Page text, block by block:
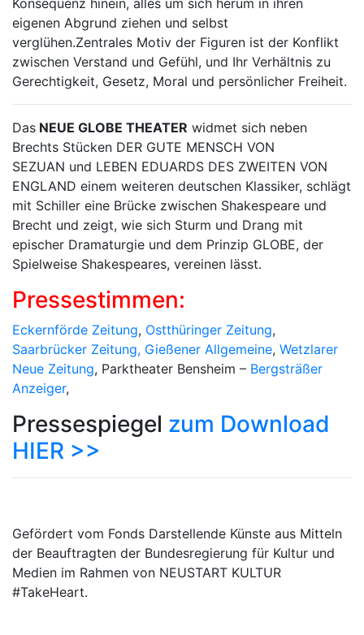
Konsequenz hinein, alles um sich herum in ihren
eigenen Abgrund ziehen und selbst
verglühen.Zentrales Motiv der Figuren ist der Konflikt
zwischen Verstand und Gefühl, und Ihr Verhältnis zu
Gerechtigkeit, Gesetz, Moral und persönlicher Freiheit.
Das NEUE GLOBE THEATER widmet sich neben
Brechts Stücken DER GUTE MENSCH VON
SEZUAN und LEBEN EDUARDS DES ZWEITEN VON
ENGLAND einem weiteren deutschen Klassiker, schlägt
mit Schiller eine Brücke zwischen Shakespeare und
Brecht und zeigt, wie sich Sturm und Drang mit
epischer Dramaturgie und dem Prinzip GLOBE, der
Spielweise Shakespeares, vereinen lässt.
Pressestimmen:
Eckernförde Zeitung, Ostthüringer Zeitung,
Saarbrücker Zeitung, Gießener Allgemeine, Wetzlarer
Neue Zeitung, Parktheater Bensheim – Bergsträßer
Anzeiger,
Pressespiegel zum Download
HIER >>
Gefördert vom Fonds Darstellende Künste aus Mitteln
der Beauftragten der Bundesregierung für Kultur und
Medien im Rahmen von NEUSTART KULTUR
#TakeHeart.